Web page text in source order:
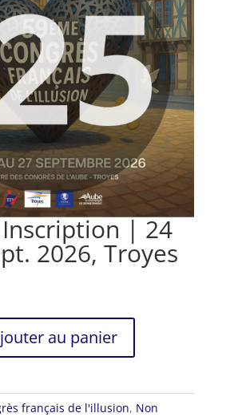
Inscription | 24
2026, Troyes
au panier
français de l'illusion, Non